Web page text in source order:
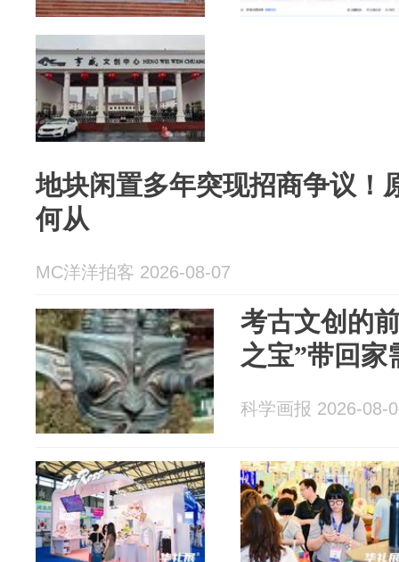
地块闲置多年突现招商争议！
何从
MC洋洋拍客 2026-08-07
考古文创的
之宝”带回家
科学画报 2026-08-